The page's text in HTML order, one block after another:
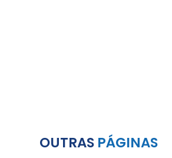
OUTRAS PÁGINAS